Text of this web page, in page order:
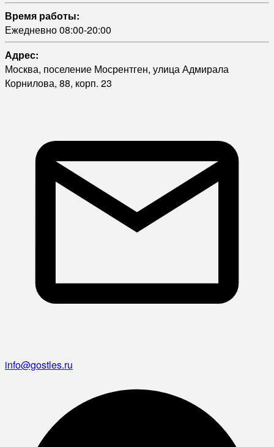
Время работы:
Ежедневно 08:00-20:00
Адрес:
Москва, поселение Мосрентген, улица Адмирала
Корнилова, 88, корп. 23
info@gostles.ru